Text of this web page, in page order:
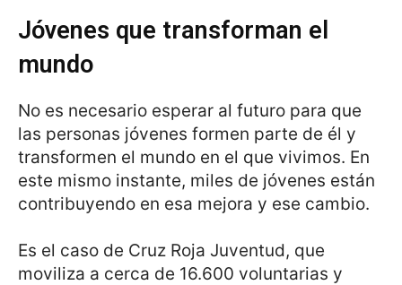
Jóvenes que transforman el
mundo
No es necesario esperar al futuro para que
las personas jóvenes formen parte de él y
transformen el mundo en el que vivimos. En
este mismo instante, miles de jóvenes están
contribuyendo en esa mejora y ese cambio.
Es el caso de Cruz Roja Juventud, que
moviliza a cerca de 16.600 voluntarias y